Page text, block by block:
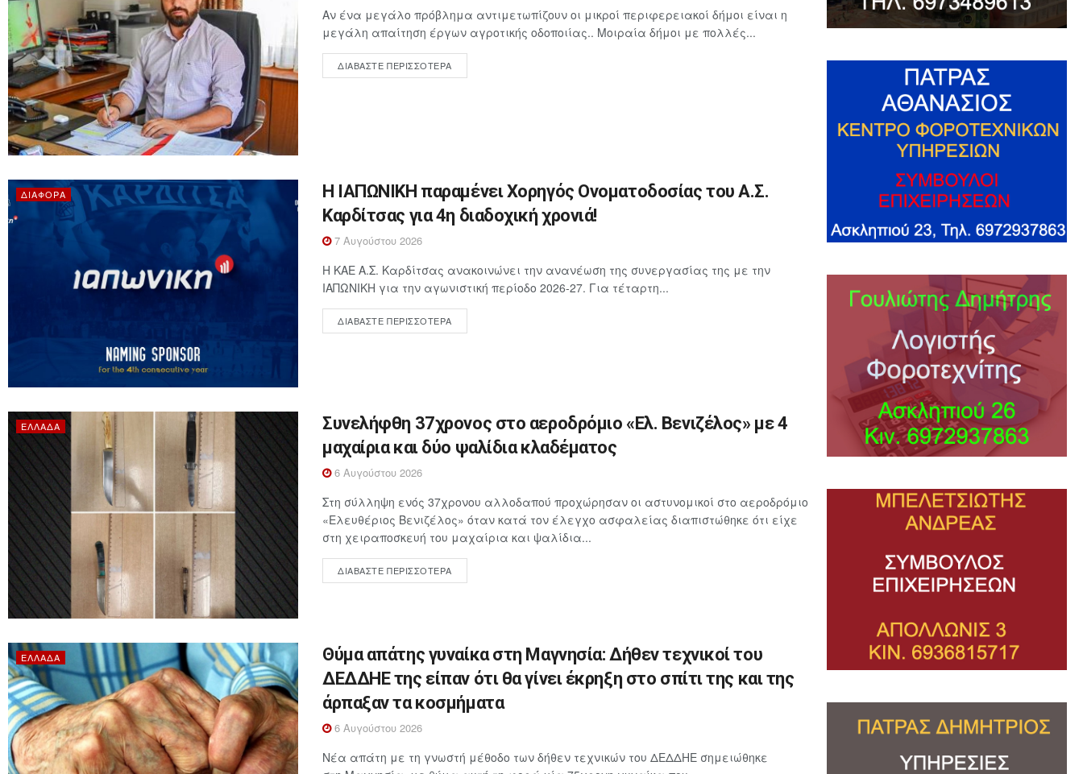
Αν ένα μεγάλο πρόβλημα αντιμετωπίζουν οι μικροί περιφερειακοί δήμοι είναι η
μεγάλη απαίτηση έργων αγροτικής οδοποιίας.. Μοιραία δήμοι με πολλές...
ΔΙΑΒΆΣΤΕ ΠΕΡΙΣΣΌΤΕΡΑ
ΔΙΆΦΟΡΑ
Η ΙΑΠΩΝΙΚΗ παραμένει Χορηγός Ονοματοδοσίας του Α.Σ.
Καρδίτσας για 4η διαδοχική χρονιά!
7 Αυγούστου 2026
Η ΚΑΕ Α.Σ. Καρδίτσας ανακοινώνει την ανανέωση της συνεργασίας της με την
ΙΑΠΩΝΙΚΗ για την αγωνιστική περίοδο 2026-27. Για τέταρτη...
ΔΙΑΒΆΣΤΕ ΠΕΡΙΣΣΌΤΕΡΑ
ΕΛΛΆΔΑ
Συνελήφθη 37χρονος στο αεροδρόμιο «Ελ. Βενιζέλος» με 4
μαχαίρια και δύο ψαλίδια κλαδέματος
6 Αυγούστου 2026
Στη σύλληψη ενός 37χρονου αλλοδαπού προχώρησαν οι αστυνομικοί στο αεροδρόμιο
«Ελευθέριος Βενιζέλος» όταν κατά τον έλεγχο ασφαλείας διαπιστώθηκε ότι είχε
στη χειραποσκευή του μαχαίρια και ψαλίδια...
ΔΙΑΒΆΣΤΕ ΠΕΡΙΣΣΌΤΕΡΑ
ΕΛΛΆΔΑ
Θύμα απάτης γυναίκα στη Μαγνησία: Δήθεν τεχνικοί του
ΔΕΔΔΗΕ της είπαν ότι θα γίνει έκρηξη στο σπίτι της και της
άρπαξαν τα κοσμήματα
6 Αυγούστου 2026
Νέα απάτη με τη γνωστή μέθοδο των δήθεν τεχνικών του ΔΕΔΔΗΕ σημειώθηκε